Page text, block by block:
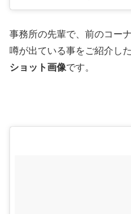
事務所の先輩で、前のコー
噂が出ている事をご紹介した
ショット画像です。